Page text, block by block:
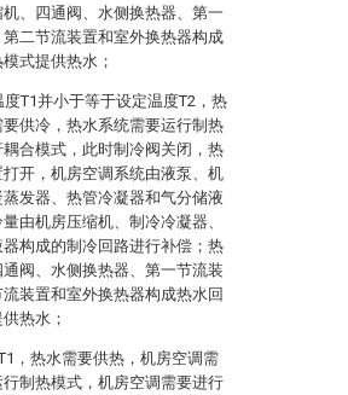
、四通阀、水侧换热器、第一
二节流装置和室外换热器构成
式提供热水；
T1并小于等于设定温度T2，热
供冷，热水系统需要运行制热
合模式，此时制冷阀关闭，热
开，机房空调系统由液泵、机
发器、热管冷凝器和气分储液
由机房压缩机、制冷冷凝器、
构成的制冷回路进行补偿；热
阀、水侧换热器、第一节流装
装置和室外换热器构成热水回
热水；
，热水需要供热，机房空调需
制热模式，机房空调需要进行